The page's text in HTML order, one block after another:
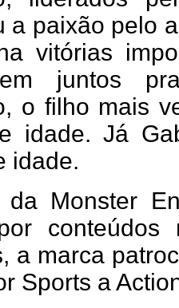
a paixão pelo
vitórias
juntos
o filho mais
idade. Já
idade.
da Monster
a marca
Sports a